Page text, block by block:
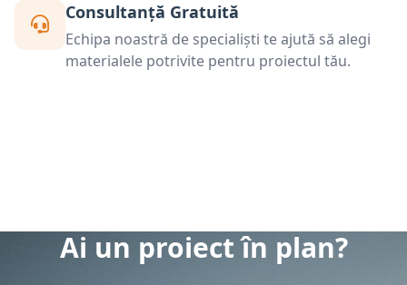
Consultanță Gratuită
Echipa noastră de specialiști te ajută să alegi
materialele potrivite pentru proiectul tău.
Ai un proiect în plan?